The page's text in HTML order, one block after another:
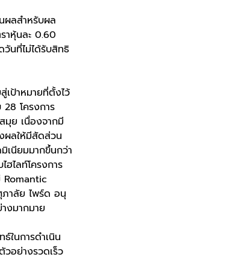
ผลสำหรับผล
าหุ้นละ 0.60
นที่ไม่ได้รับสิทธิ
ป้าหมายที่ตั้งไว้
โครงการ
มุย เนื่องจากมี
ผลให้มีสัดส่วน
เนียมมากขึ้นกว่า
ไลท์โครงการ
Romantic
ภาลัย ไพร์ด อนุ
งมากมาย
ในการดำเนิน
อย่างรวดเร็ว